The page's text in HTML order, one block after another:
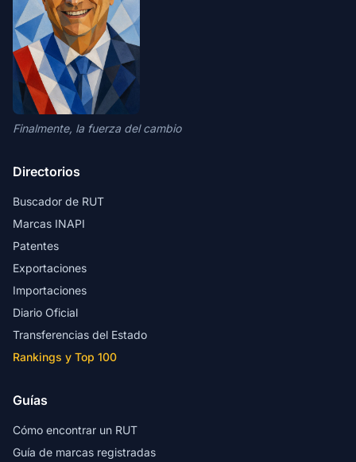
Finalmente, la fuerza del cambio
Directorios
Buscador de RUT
Marcas INAPI
Patentes
Exportaciones
Importaciones
Diario Oficial
Transferencias del Estado
Rankings y Top 100
Guías
Cómo encontrar un RUT
Guía de marcas registradas